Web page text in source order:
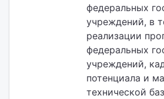
федеральных
учреждений, в
реализации
федеральных
учреждений,
потенциала и
технической